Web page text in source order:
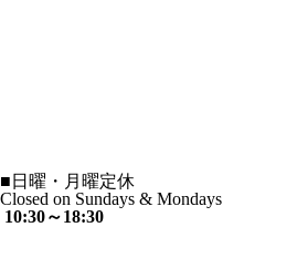
■ 日曜・月曜定休
Closed on Sundays & Mondays
10:30～18:30